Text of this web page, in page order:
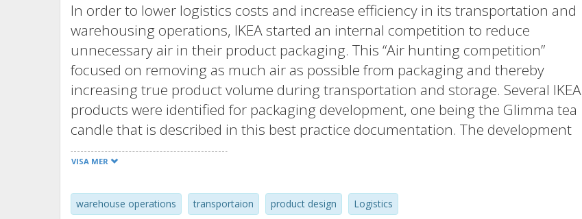
In order to lower logistics costs and increase efficiency in its transportation and
warehousing operations, IKEA started an internal competition to reduce
unnecessary air in their product packaging. This “Air hunting competition”
focused on removing as much air as possible from packaging and thereby
increasing true product volume during transportation and storage. Several IKEA
products were identified for packaging development, one being the Glimma tea
candle that is described in this best practice documentation. The development
of the Glimma tea candle packaging resulted in a 30% increase in products
volume for each load unit. Thanks to this packaging development, the efficiency
of the transportation and warehouse operations is now much greater and the
impact on the environment has decreased significantly.
VISA MER
warehouse operations transportaion product design Logistics